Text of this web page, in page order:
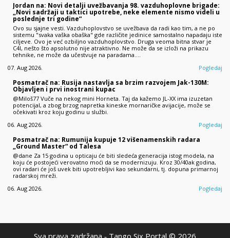
Jordan na: Novi detalji uvežbavanja 98. vazduhoplovne brigade:
„Novi sadržaji u taktici upotrebe, neke elemente nismo videli u
poslednje tri godine“
Ovo su sjajne vesti. Vazduhoplovstvo se uvežbava da radi kao tim, a ne po
sistemu "svaka vaška obaška" gde različite jedinice samostalno napadaju iste
ciljeve. Ovo je već ozbiljno vazduhoplovstvo. Druga veoma bitna stvar je
C4I, nešto što apsolutno nije atraktivno. Ne može da se izloži na prikazu
tehnike, ne može da učestvuje na paradama.…
07. Aug 2026.
Pogledaj
Posmatrač na: Rusija nastavlja sa brzim razvojem Jak-130M:
Objavljen i prvi inostrani kupac
@Miloš77 Vuče na nekog mini Horneta. Taj da kažemo JL-XX ima izuzetan
potencijal, a zbog brzog napretka kineske mornaričke avijacije, može se
očekivati kroz koju godinu u službi.
06. Aug 2026.
Pogledaj
Posmatrač na: Rumunija kupuje 12 višenamenskih radara
„Ground Master“ od Talesa
@dane Za 15 godina u opticaju će biti sledeća generacija istog modela, na
koju će postojeći verovatno moći da se modernizuju. Kroz 30/40ak godina,
ovi radari će još uvek biti upotrebljivi kao sekundarni, tj. dopuna primarnoj
radarskoj mreži.
06. Aug 2026.
Pogledaj
Sva prava zadržana ‐ Tango Six Portal © 2026